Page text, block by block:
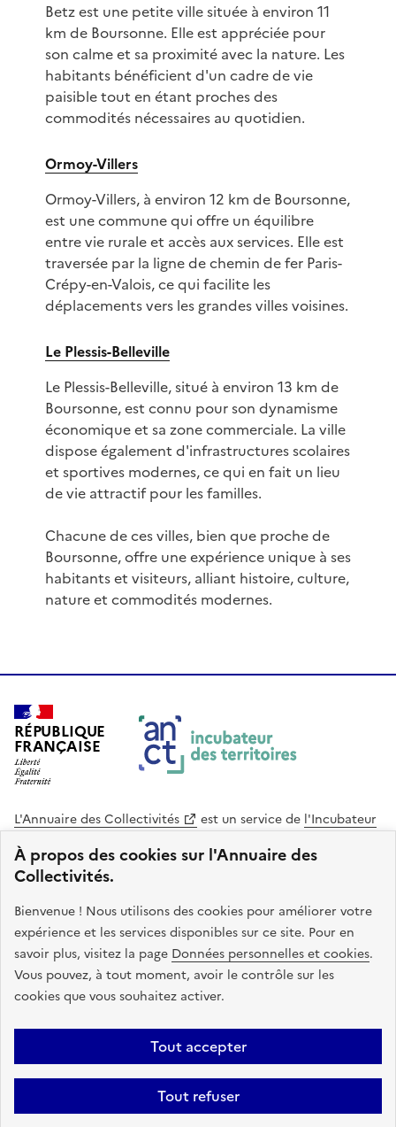
À propos des cookies sur l'Annuaire des
Collectivités.
Bienvenue ! Nous utilisons des cookies pour améliorer votre
expérience et les services disponibles sur ce site. Pour en
savoir plus, visitez la page Données personnelles et cookies.
Vous pouvez, à tout moment, avoir le contrôle sur les
cookies que vous souhaitez activer.
Tout accepter
Tout refuser
Betz est une petite ville située à environ 11
km de Boursonne. Elle est appréciée pour
son calme et sa proximité avec la nature. Les
habitants bénéficient d'un cadre de vie
paisible tout en étant proches des
commodités nécessaires au quotidien.
Ormoy-Villers
Ormoy-Villers, à environ 12 km de Boursonne,
est une commune qui offre un équilibre
entre vie rurale et accès aux services. Elle est
traversée par la ligne de chemin de fer Paris-
Crépy-en-Valois, ce qui facilite les
déplacements vers les grandes villes voisines.
Le Plessis-Belleville
Le Plessis-Belleville, situé à environ 13 km de
Boursonne, est connu pour son dynamisme
économique et sa zone commerciale. La ville
dispose également d'infrastructures scolaires
et sportives modernes, ce qui en fait un lieu
de vie attractif pour les familles.
Chacune de ces villes, bien que proche de
Boursonne, offre une expérience unique à ses
habitants et visiteurs, alliant histoire, culture,
nature et commodités modernes.
RÉPUBLIQUE
FRANÇAISE
L'Annuaire des Collectivités est un service de l'Incubateur
des Territoires
Cohésion des Territoires
. Le code source de ce site web
est disponible en licence libre. Le design de ce site est conçu
avec le système de design de l’État.
legifrance.gouv.fr
info.gouv.fr
service-public.gouv.fr
data.gouv.fr
Plan du site Accessibilite : non conforme
Mentions légales
Politique de confidentialité
Gestion des cookies FAQ
Kit de
Statistiques Code source